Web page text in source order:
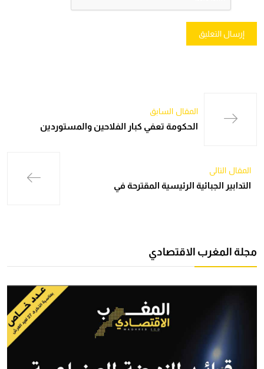
المقال السابق
الحكومة تعفي كبار الفلاحين والمستوردين
المقال التالي
التدابير الجبائية الرئيسية المقترحة في
مجلة المغرب الاقتصادي